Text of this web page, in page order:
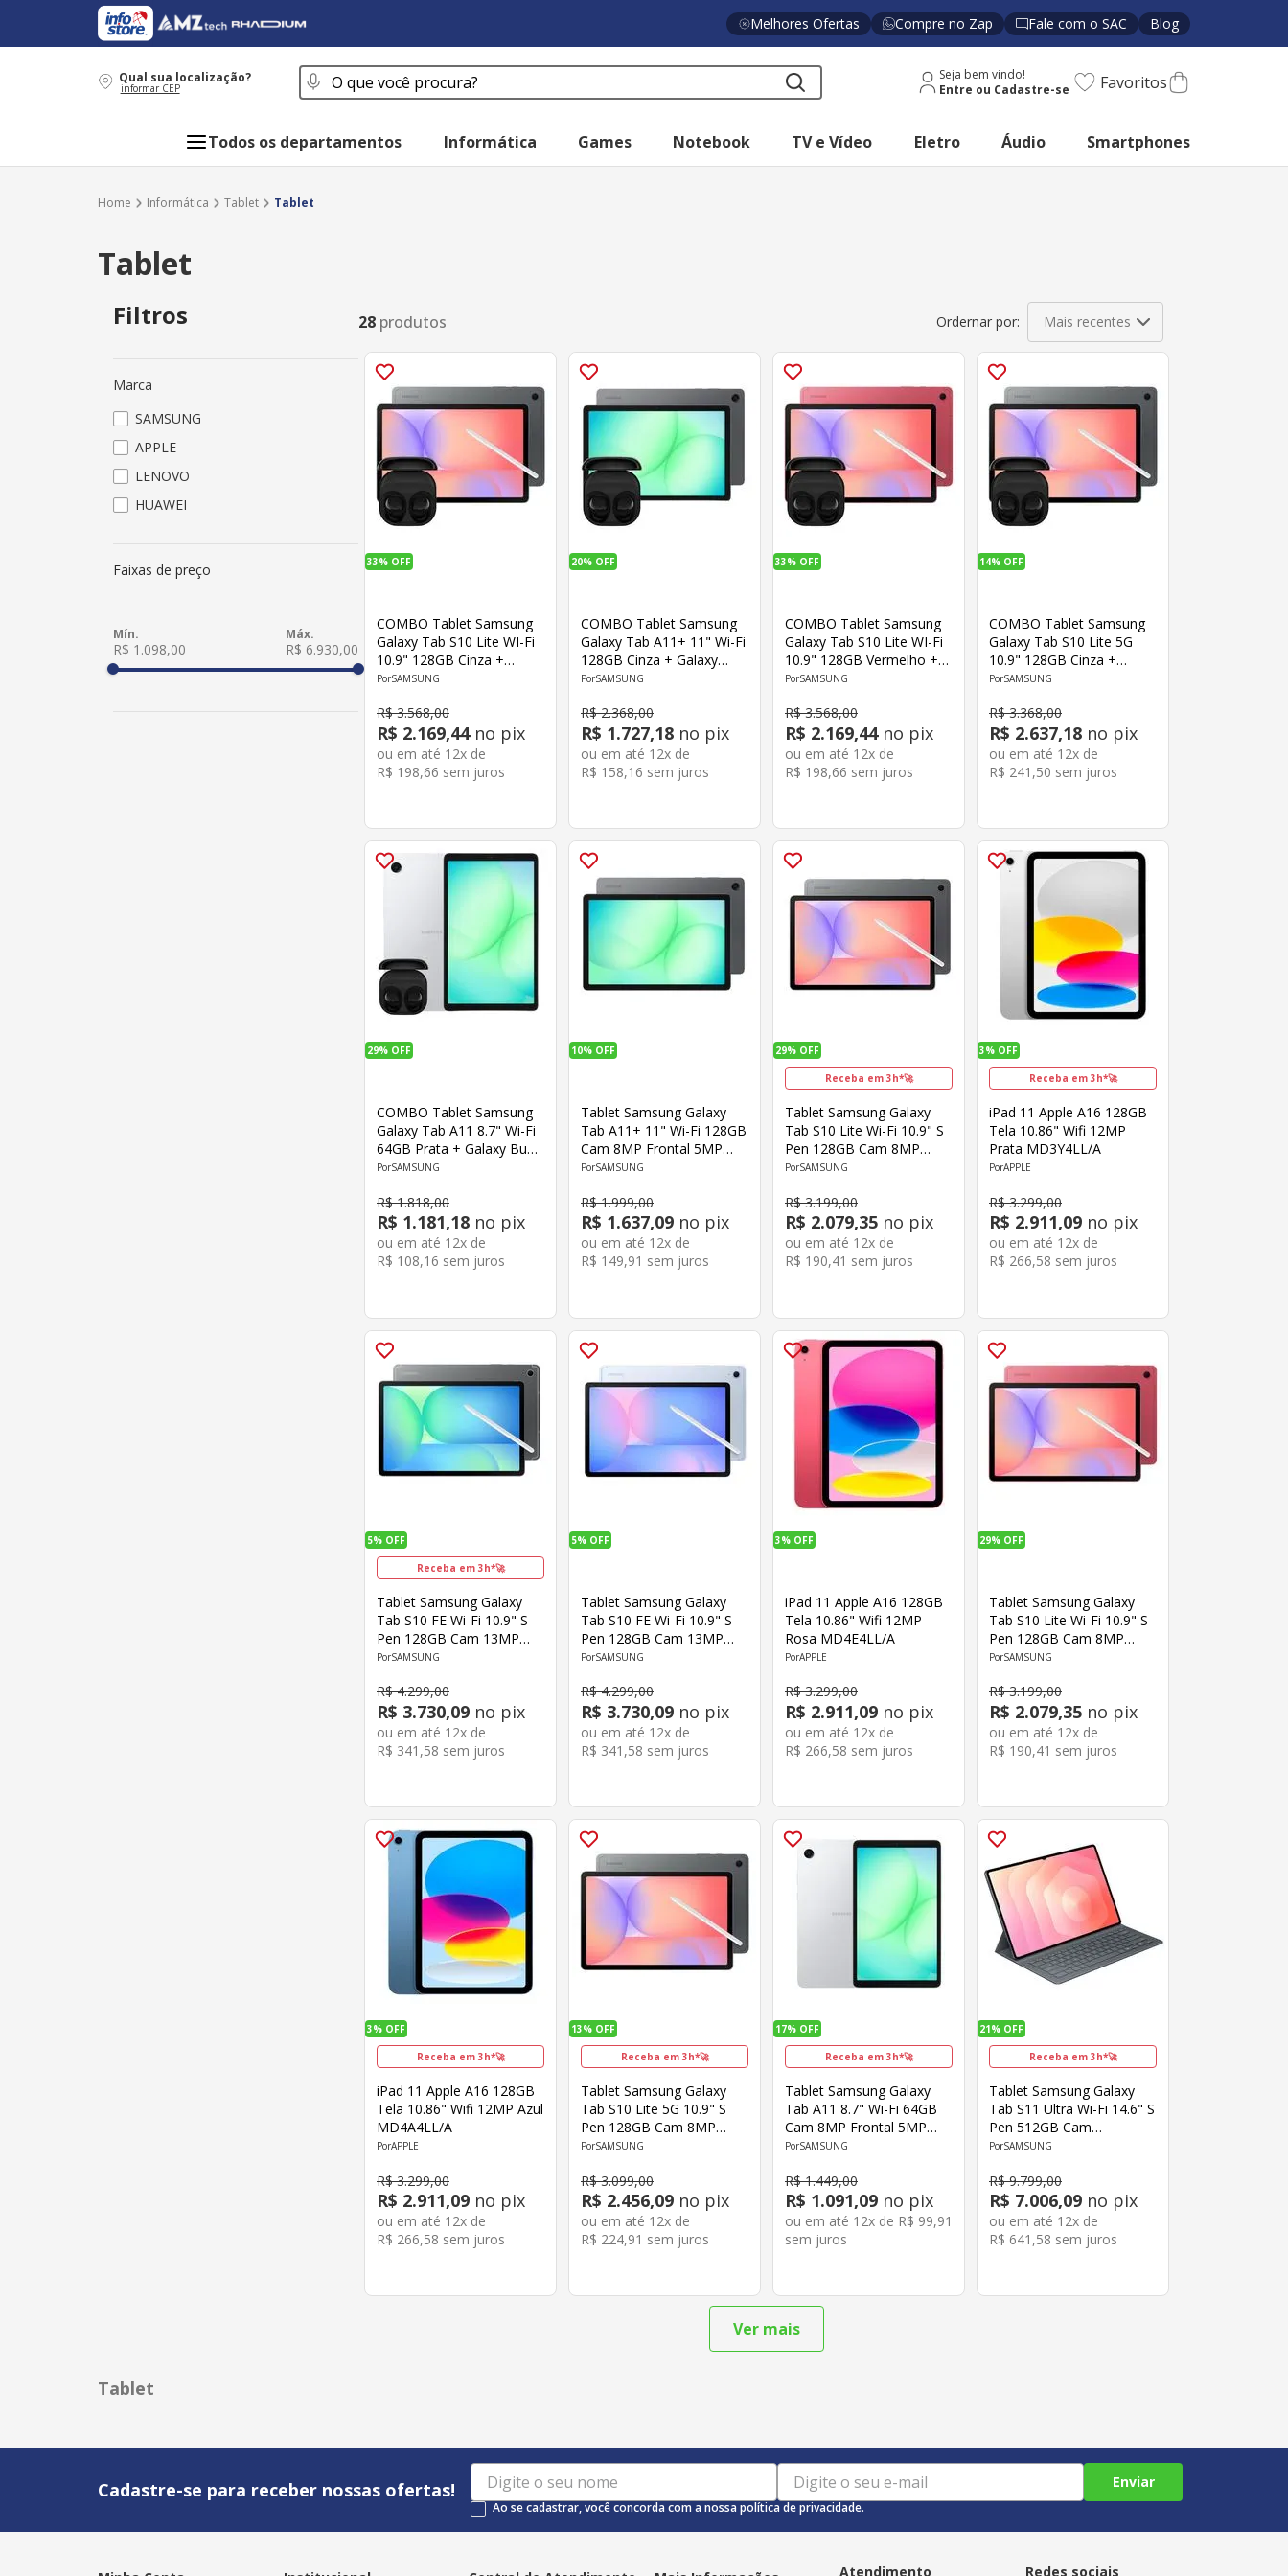
Melhores Ofertas Compre no Zap Fale com o SAC Blog
Qual sua localização?
informar CEP
O que você procura? Seja bem vindo! Favoritos
Todos os departamentos Informática Games Notebook TV e Vídeo Eletro Áudio Smartphones
Informática Tablet Tablet
Tablet
Filtros
Marca
SAMSUNG
APPLE
LENOVO
HUAWEI
Faixas de preço
R$ 1.098,00 R$ 6.930,00
28 produtos Mais recentes
33% OFF
COMBO Tablet Samsung
Galaxy Tab S10 Lite WI-Fi
10.9" 128GB Cinza +
Galaxy Buds Core
SAMSUNG
R$ 3.568,00
R$ 2.169,44no pix
ou em até 12x de
R$ 198,66 sem juros
20% OFF
COMBO Tablet Samsung
Galaxy Tab A11+ 11" Wi-Fi
128GB Cinza + Galaxy
Buds Core Samsung
SAMSUNG
R$ 2.368,00
R$ 1.727,18 no pix
ou em até 12x de
R$ 158,16 sem juros
33% OFF
COMBO Tablet Samsung
Galaxy Tab S10 Lite WI-Fi
10.9" 128GB Vermelho +
Galaxy Buds Core
SAMSUNG
R$ 3.568,00
R$ 2.169,44no pix
ou em até 12x de
R$ 198,66 sem juros
14% OFF
COMBO Tablet Samsung
Galaxy Tab S10 Lite 5G
10.9" 128GB Cinza +
Galaxy Buds Core
SAMSUNG
R$ 3.368,00
R$ 2.637,18 no pix
ou em até 12x de
R$ 241 ,50 sem juros
29% OFF
COMBO Tablet Samsung
Galaxy Tab A11 8.7" Wi-Fi
64GB Prata + Galaxy Buds
Core Samsung
SAMSUNG
R$ 1.818,00
R$ 1.181,18 no pix
ou em até 12x de
R$ 108,16 sem juros
10% OFF
Tablet Samsung Galaxy
Tab A11+ 11" Wi-Fi 128GB
Cam 8MP Frontal 5MP
Octa-Core Android Cinza
SAMSUNG
R$ 1.999,00
R$ 1.637,09 no pix
ou em até 12x de
R$ 149,91 sem juros
29% OFF
Receba em 3h*🚀
Tablet Samsung Galaxy
Tab S10 Lite Wi-Fi 10.9" S
Pen 128GB Cam 8MP
Frontal 5MP Octa-Core
SAMSUNG
R$ 3.199,00
R$ 2.079,35 no pix
ou em até 12x de
R$ 190,41 sem juros
3% OFF
Receba em 3h*🚀
iPad 11 Apple A16 128GB
Tela 10.86" Wifi 12MP
Prata MD3Y4LL/A
APPLE
R$ 3.299,00
R$ 2.911,09 no pix
ou em até 12x de
R$ 266,58 sem juros
5% OFF
Receba em 3h*🚀
Tablet Samsung Galaxy
Tab S10 FE Wi-Fi 10.9" S
Pen 128GB Cam 13MP
Frontal 12MP Octa-Core
SAMSUNG
R$ 4.299,00
R$ 3.730,09 no pix
ou em até 12x de
R$ 341 ,58 sem juros
5% OFF
Tablet Samsung Galaxy
Tab S10 FE Wi-Fi 10.9" S
Pen 128GB Cam 13MP
Frontal 12MP Octa-Core
SAMSUNG
R$ 4.299,00
R$ 3.730,09 no pix
ou em até 12x de
R$ 341 ,58 sem juros
3% OFF
iPad 11 Apple A16 128GB
Tela 10.86" Wifi 12MP
Rosa MD4E4LL/A
APPLE
R$ 3.299,00
R$ 2.911,09 no pix
ou em até 12x de
R$ 266,58 sem juros
29% OFF
Tablet Samsung Galaxy
Tab S10 Lite Wi-Fi 10.9" S
Pen 128GB Cam 8MP
Frontal 5MP Octa-Core
SAMSUNG
R$ 3.199,00
R$ 2.079,35 no pix
ou em até 12x de
R$ 190,41 sem juros
3% OFF
Receba em 3h*🚀
iPad 11 Apple A16 128GB
Tela 10.86" Wifi 12MP Azul
MD4A4LL/A
APPLE
R$ 3.299,00
R$ 2.911,09 no pix
ou em até 12x de
R$ 266,58 sem juros
13% OFF
Receba em 3h*🚀
Tablet Samsung Galaxy
Tab S10 Lite 5G 10.9" S
Pen 128GB Cam 8MP
Frontal 5MP Octa-Core
SAMSUNG
R$ 3.099,00
R$ 2.456,09 no pix
ou em até 12x de
R$ 224,91 sem juros
17% OFF
Receba em 3h*🚀
Tablet Samsung Galaxy
Tab A11 8.7" Wi-Fi 64GB
Cam 8MP Frontal 5MP
Octa-Core Android 15
SAMSUNG
R$ 1.449,00
R$ 1.091,09 no pix
ou em até 12x de R$ 99,91
sem juros
21% OFF
Receba em 3h*🚀
Tablet Samsung Galaxy
Tab S11 Ultra Wi-Fi 14.6" S
Pen 512GB Cam
13MP+8MP Frontal 12MP
SAMSUNG
R$ 9.799,00
R$ 7.006,09 no pix
ou em até 12x de
R$ 641 ,58 sem juros
Tablet
Cadastre-se para receber nossas ofertas! Enviar
Ao se cadastrar, você concorda com a nossa política de privacidade.
Atendimento Redes sociais